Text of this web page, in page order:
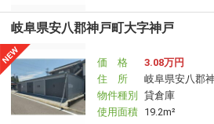
岐阜県安八郡神戸町大字神戸
価 格
3.08万円
住 所
岐阜県安八郡
物件種別
貸倉庫
使用面積 19.2m²